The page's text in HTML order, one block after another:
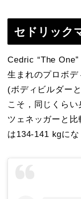
セドリック
Cedric “The
生まれのプロボ
(ボディビルダー
こそ，同じくら
ツェネッガーと
は134-141 kgにな